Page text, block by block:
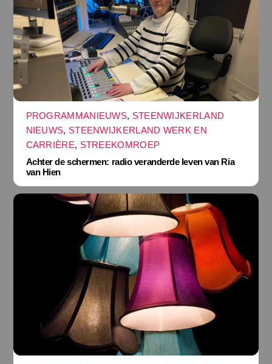
PROGRAMMANIEUWS, STEENWIJKERLAND
NIEUWS, STEENWIJKERLAND WERK EN
CARRIÈRE, STREEKOMROEP
Achter de schermen: radio veranderde leven van Ria
van Hien